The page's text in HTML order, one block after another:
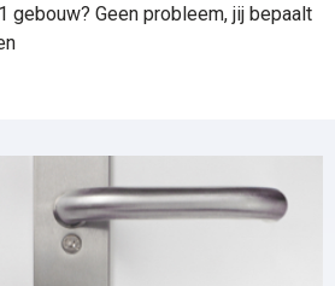
gebouw? Geen probleem, jij bepaalt